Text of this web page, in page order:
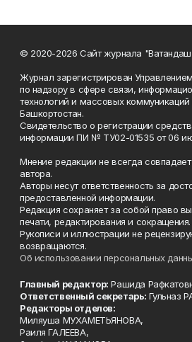
© 2020-2026 Сайт журнала
Журнал зарегистрирован
по надзору в сфере связи,
технологий и массовых коммуникаций
Башкортостан.
Свидетельство о регистрации
информации ПИ № ТУ02-01535 от 06
Мнение редакции не всегда совпадает
автора.
Авторы несут ответственность за
предоставленной информации.
Редакция сохраняет за собой право
печати, редактирования и сокращения.
Рукописи и иллюстрации не
возвращаются.
Об использовании персональных
Главный редактор: Рашида
Ответственный секретарь: Гульназ
Редакторы отделов:
Миляуша МУХАМЕТЬЯНОВА,
Раиля ГАЛЕЕВА,